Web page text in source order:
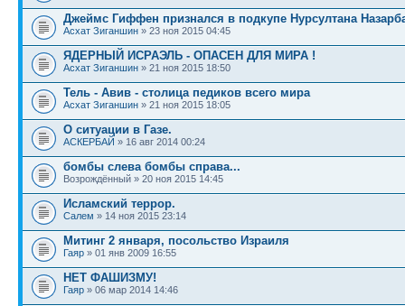
Джеймс Гиффен признался в подкупе Нурсултана
Асхат Зиганшин » 23 ноя 2015 04:45
ЯДЕРНЫЙ ИСРАЭЛЬ - ОПАСЕН ДЛЯ МИРА !
Асхат Зиганшин » 21 ноя 2015 18:50
Тель - Авив - столица педиков всего мира
Асхат Зиганшин » 21 ноя 2015 18:05
О ситуации в Газе.
АСКЕРБАЙ » 16 авг 2014 00:24
бомбы слева бомбы справа...
Возрождённый » 20 ноя 2015 14:45
Исламский террор.
Салем » 14 ноя 2015 23:14
Митинг 2 января, посольство Израиля
Гаяр » 01 янв 2009 16:55
НЕТ ФАШИЗМУ!
Гаяр » 06 мар 2014 14:46